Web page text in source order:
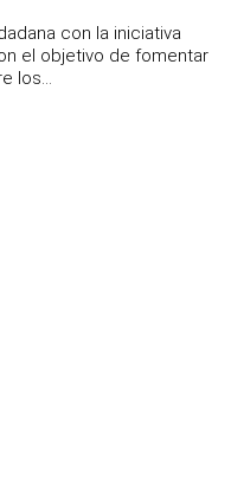
con la iniciativa
el objetivo de fomentar
los...